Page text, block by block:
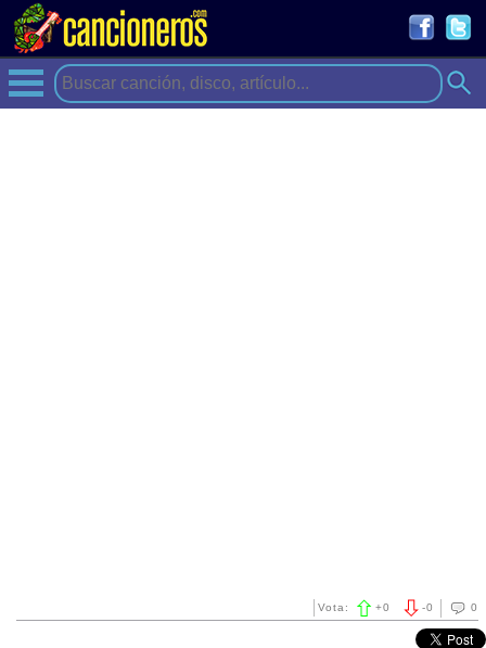
0
-0
Vota: +0